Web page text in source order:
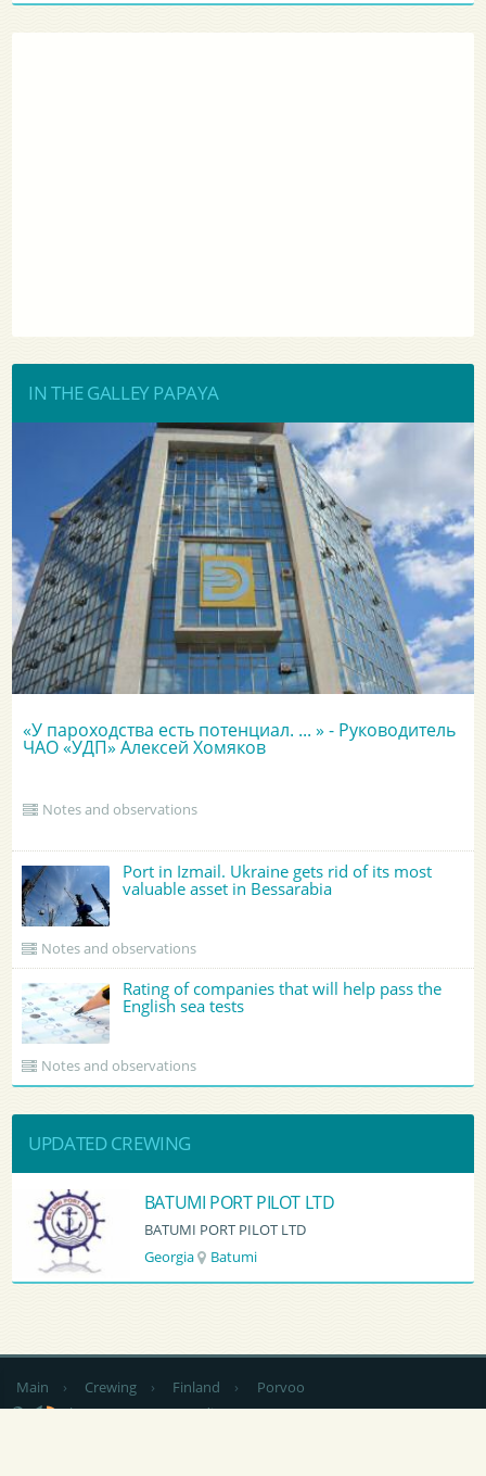
IN THE GALLEY PAPAYA
«У пароходства есть потенциал. ... » - Руководитель
ЧАО «УДП» Алексей Хомяков
Notes and observations
Port in Izmail. Ukraine gets rid of its most
valuable asset in Bessarabia
Notes and observations
Rating of companies that will help pass the
English sea tests
Notes and observations
UPDATED CREWING
BATUMI PORT PILOT LTD
BATUMI PORT PILOT LTD
Georgia
Batumi
Main › Crewing › Finland ›
Porvoo
by country CV Sending RSS